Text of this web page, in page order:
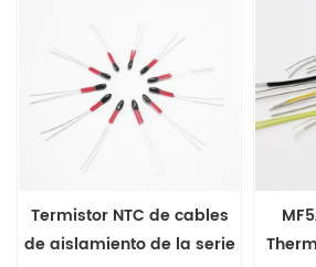
Termistor NTC de cables
de aislamiento de la serie